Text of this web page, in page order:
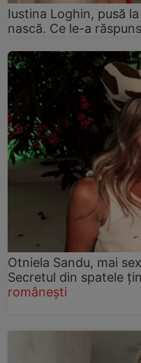
Iustina Loghin, pusă
nască. Ce le-a
Otniela Sandu, mai
Secretul din spatele
românești